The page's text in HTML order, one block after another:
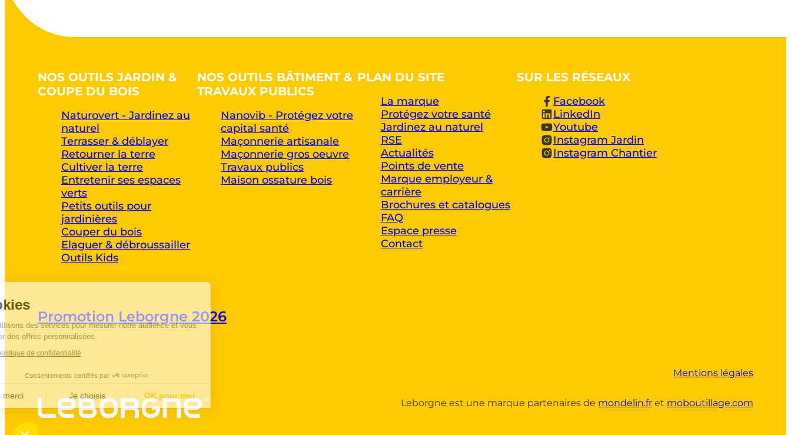
NOS OUTILS JARDIN &
COUPE DU BOIS
Naturovert - Jardinez au
naturel
Terrasser & déblayer
Retourner la terre
Cultiver la terre
Entretenir ses espaces
verts
Petits outils pour
jardinières
Couper du bois
Elaguer & débroussailler
Outils Kids
NOS OUTILS BÂTIMENT &
TRAVAUX PUBLICS
Nanovib - Protégez votre
capital santé
Maçonnerie artisanale
Maçonnerie gros oeuvre
Travaux publics
Maison ossature bois
PLAN DU SITE
La marque
Protégez votre santé
Jardinez au naturel
RSE
Actualités
Points de vente
Marque employeur &
carrière
Brochures et catalogues
FAQ
Espace presse
Contact
SUR LES RÉSEAUX
Facebook
LinkedIn
Youtube
Instagram Jardin
Instagram Chantier
Promotion Leborgne 2026
Mentions légales
Leborgne est une marque partenaires de mondelin.fr et moboutillage.com
Cookies
Nous utilisons des services pour mesurer notre audience et vous
proposer des offres personnalisées.
Lire la politique de confidentialité
Consentements certifiés par
Non merci Je choisis OK pour moi
Axeptio consent
Plateforme de Gestion du Consentement : Personnalisez vos Options